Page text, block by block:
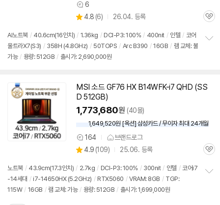
상
품
견
6
별
점
4.8 (상
리
뷰
6) 26.04. 등록
관
AI노트북 / 40.6cm(16인치) / 1.36kg / DCI-P3: 100% / 400nit / 인텔 / 코어
울트라X7(S3) / 358H (4.8GHz) / 50TOPS / Arc B390 / 16GB / 램 교체: 불
가능 / 용량: 512GB / 출시가: 2,690,000원
MSI 소드 GF76 HX B14WFK-i7 QHD (SS
D 512GB)
1,773,680원 (40몰)
1,649,520원 [옥션] 삼성카드 / 무이자 최대 24개월
상
품
견
164 브랜드로그
별
점
4.9 (상
리
뷰
109) 25.06. 등록
관
노트북 / 43.9cm(17.3인치) / 2.7kg / DCI-P3: 100% / 300nit / 인텔 / 코어i7
-14세대 / i7-14650HX (5.2GHz) / RTX5060 / VRAM: 8GB / TGP:
115W / 16GB / 램 교체: 가능 / 용량: 512GB / 출시가: 1,699,000원